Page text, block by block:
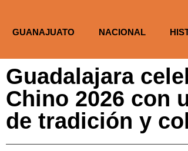
GUANAJUATO NACIONAL
Guadalajara
Chino 2026 con
de tradición y